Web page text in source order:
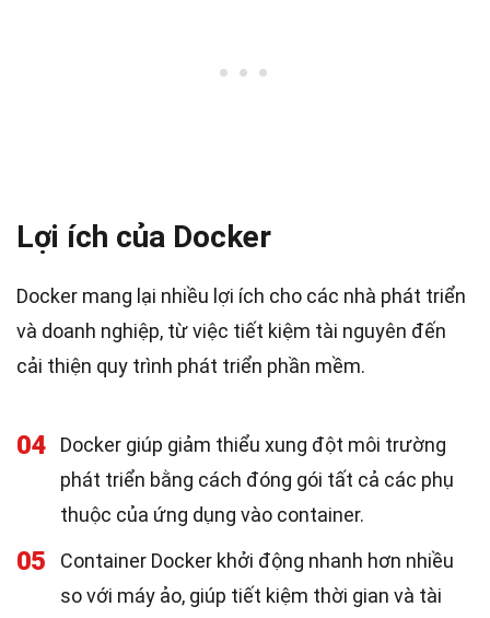
Lợi ích của Docker
Docker mang lại nhiều lợi ích cho các nhà phát triển
và doanh nghiệp, từ việc tiết kiệm tài nguyên đến
cải thiện quy trình phát triển phần mềm.
04
Docker giúp giảm thiểu xung đột môi trường
phát triển bằng cách đóng gói tất cả các phụ
thuộc của ứng dụng vào container.
05
Container Docker khởi động nhanh hơn nhiều
so với máy ảo, giúp tiết kiệm thời gian và tài